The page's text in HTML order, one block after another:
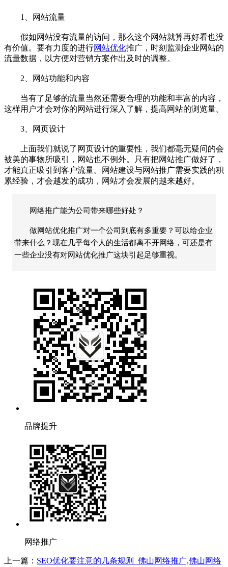
1、网站流量
假如网站没有流量的访问，那么这个网站就算再好看也没
有价值。要有力度的进行网站优化推广，时刻监测企业网站的
流量数据，以方便对营销方案作出及时的调整。
2、网站功能和内容
当有了足够的流量当然还需要合理的功能和丰富的内容，
这样用户才会对你的网站进行深入了解，提高网站的浏览量。
3、网页设计
上面我们就说了网页设计的重要性，我们都毫无疑问的会
被美的事物所吸引，网站也不例外。只有把网站推广做好了，
才能真正吸引到客户流量。网站建设与网站推广需要实践的积
累经验，才会越发的成功，网站才会发展的越来越好。
网络推广能为公司带来哪些好处？
做网站优化推广对一个公司到底有多重要？可以给企业
带来什么？现在几乎每个人的生活都离不开网络，可还是有
一些企业没有对网站优化推广这块引起足够重视。
品牌提升
网络推广
上一篇： SEO优化要注意的几条规则_佛山网络推广,佛山网络